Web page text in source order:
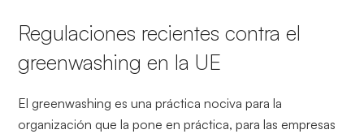
Regulaciones recientes contra el
greenwashing en la UE
El greenwashing es una práctica nociva para la
organización que la pone en práctica, para las empresas